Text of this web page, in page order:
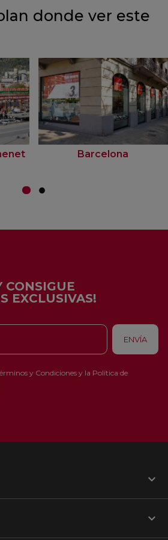
donde ver este
Barcelona
CONSIGUE
EXCLUSIVAS!
y Condiciones y la Política de

